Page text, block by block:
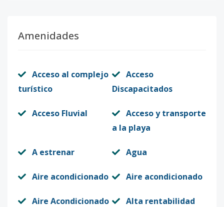
Amenidades
Acceso al complejo
turístico
Acceso
Discapacitados
Acceso Fluvial
Acceso y transporte
a la playa
A estrenar Agua
Aire acondicionado Aire acondicionado
Aire Acondicionado
Alta rentabilidad